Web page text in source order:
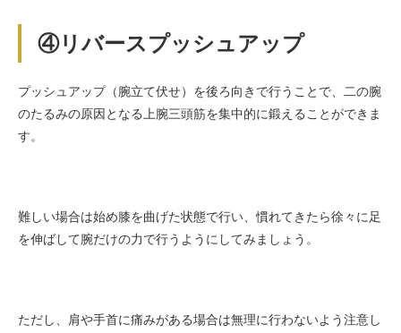
④リバースプッシュアップ
プッシュアップ（腕立て伏せ）を後ろ向きで行うことで、二の腕
のたるみの原因となる上腕三頭筋を集中的に鍛えることができま
す。
難しい場合は始め膝を曲げた状態で行い、慣れてきたら徐々に足
を伸ばして腕だけの力で行うようにしてみましょう。
ただし、肩や手首に痛みがある場合は無理に行わないよう注意し